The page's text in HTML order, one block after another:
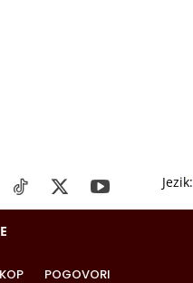
Jezik:
POGOVORI